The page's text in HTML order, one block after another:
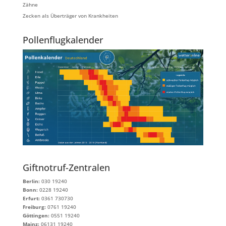
Zähne
Zecken als Überträger von Krankheiten
Pollenflugkalender
Giftnotruf-Zentralen
Berlin:030 19240
Bonn:0228 19240
Erfurt:0361 730730
Freiburg:0761 19240
Göttingen:0551 19240
Mainz:06131 19240